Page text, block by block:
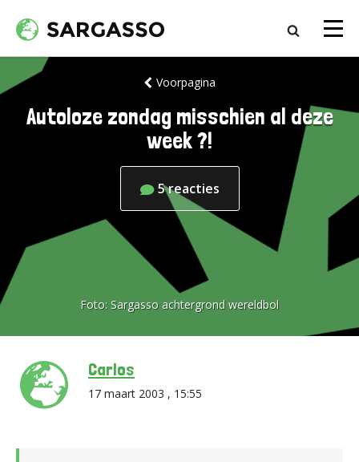
Voorpagina
Autoloze zondag misschien al deze
week ?!
5reacties
Foto: Sargasso achtergrond wereldbol
Carlos
17 maart 2003 , 15:55